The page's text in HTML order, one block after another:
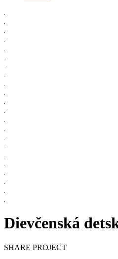
Dievčenská
SHARE PROJECT